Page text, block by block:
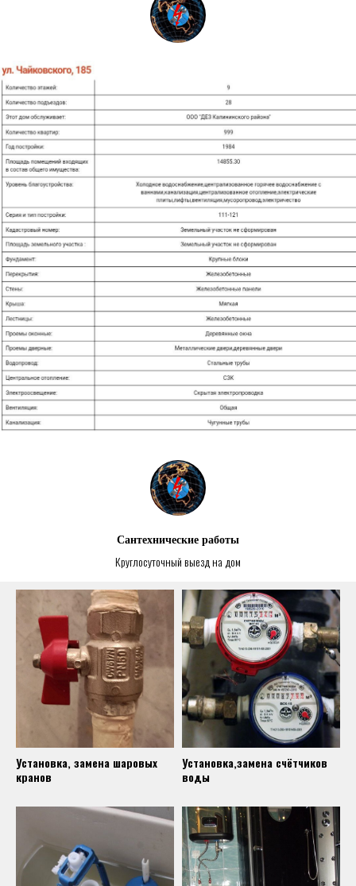
Сантехнические работы
Круглосуточный выезд на дом
Установка, замена шаровых
кранов
Установка,замена счётчиков
воды